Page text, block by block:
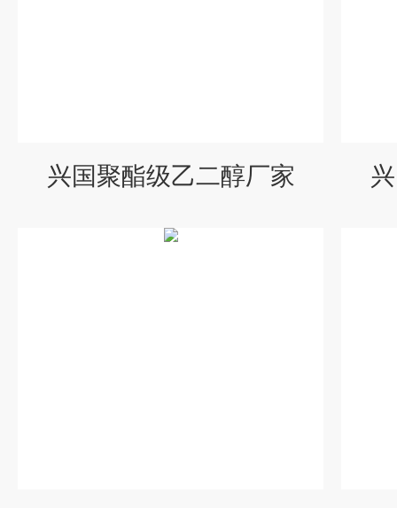
兴国聚酯级乙二醇厂家